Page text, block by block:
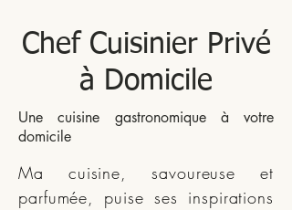
Chef Cuisinier Privé
à Domicile
Une cuisine gastronomique à votre
domicile
Ma cuisine, savoureuse et
parfumée, puise ses inspirations